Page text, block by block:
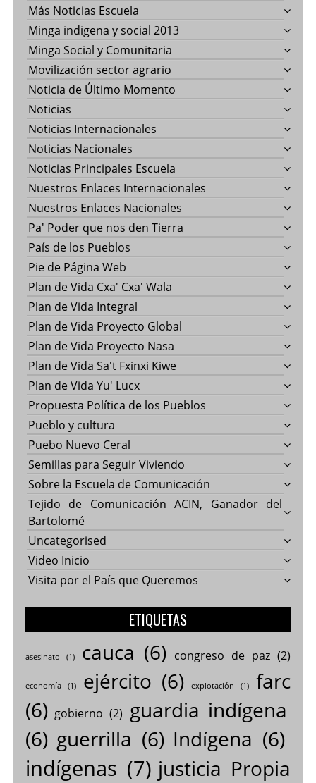
Más Noticias Escuela
Minga indigena y social 2013
Minga Social y Comunitaria
Movilización sector agrario
Noticia de Último Momento
Noticias
Noticias Internacionales
Noticias Nacionales
Noticias Principales Escuela
Nuestros Enlaces Internacionales
Nuestros Enlaces Nacionales
Pa' Poder que nos den Tierra
País de los Pueblos
Pie de Página Web
Plan de Vida Cxa' Cxa' Wala
Plan de Vida Integral
Plan de Vida Proyecto Global
Plan de Vida Proyecto Nasa
Plan de Vida Sa't Fxinxi Kiwe
Plan de Vida Yu' Lucx
Propuesta Política de los Pueblos
Pueblo y cultura
Puebo Nuevo Ceral
Semillas para Seguir Viviendo
Sobre la Escuela de Comunicación
Tejido de Comunicación ACIN, Ganador del
Bartolomé
Uncategorised
Video Inicio
Visita por el País que Queremos
ETIQUETAS
asesinato (1) cauca (6) congreso de paz(2)
economía(1) ejército (6) explotación (1)
farc
(6) gobierno (2) guardia indígena
(6) guerrilla (6) Indígena (6)
indígenas (7) justicia Propia